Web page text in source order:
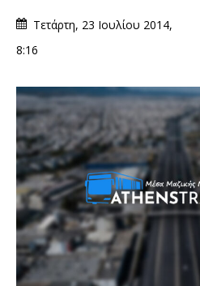
Τετάρτη, 23 Ιουλίου 2014,
8:16